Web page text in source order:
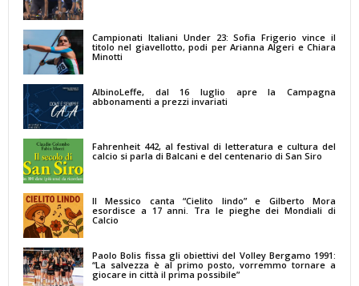
Campionati Italiani Under 23: Sofia Frigerio vince il
titolo nel giavellotto, podi per Arianna Algeri e Chiara
Minotti
AlbinoLeffe, dal 16 luglio apre la Campagna
abbonamenti a prezzi invariati
Fahrenheit 442, al festival di letteratura e cultura del
calcio si parla di Balcani e del centenario di San Siro
Il Messico canta “Cielito lindo” e Gilberto Mora
esordisce a 17 anni. Tra le pieghe dei Mondiali di
Calcio
Paolo Bolis fissa gli obiettivi del Volley Bergamo 1991:
“La salvezza è al primo posto, vorremmo tornare a
giocare in città il prima possibile”